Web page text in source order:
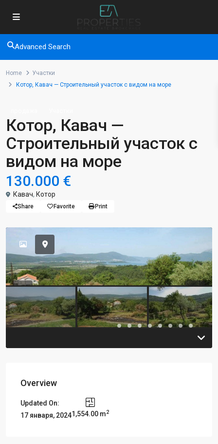
Advanced Search
Home
Участки
Котор, Кавач — Строительный участок с видом на море
Котор, Кавач —
Строительный участок с
видом на море
130.000 €
Кавач, Котор
Share Favorite Print
Previous
Overview
Updated On:
17 января, 20241,554.00 m2